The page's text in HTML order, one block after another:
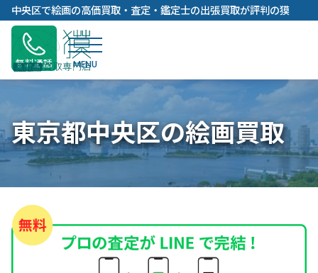
内
容
キ
ッ
中央区で絵画の高価買取・査定・鑑定士の出張買取が評判の獏
無料通話
東京都中央区の絵画買取